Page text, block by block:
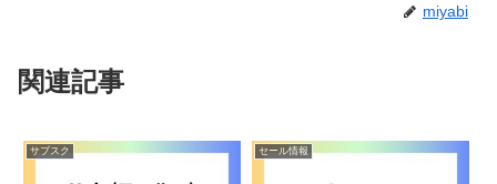
miyabi
関連記事
サブスク セール情報